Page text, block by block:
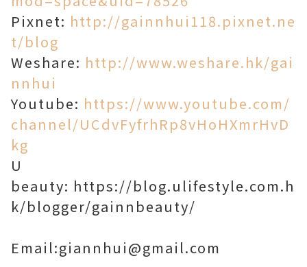
Pixnet: http://gainnhui118.pixnet.ne
t/blog
Weshare: http://www.weshare.hk/gai
nnhui
Youtube: https://www.youtube.com/
channel/UCdvFyfrhRp8vHoHXmrHvD
kg
U
beauty: https://blog.ulifestyle.com.h
k/blogger/gainnbeauty/
Email:giannhui@gmail.com